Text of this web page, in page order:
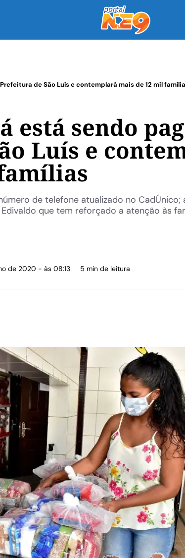
de São Luís e contemplará mais de 12 mil
sendo
Luís e
de telefone atualizado no CadÚnico;
que tem reforçado a atenção às
de 2020 - às 08:13 5 min de leitura